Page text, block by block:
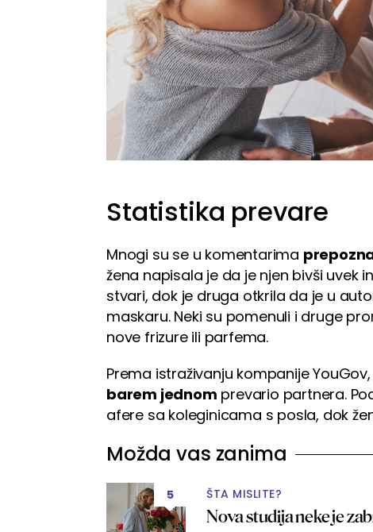
Statistika prevare
Mnogi su se u komentarima
žena napisala je da je njen bivši uvek
stvari, dok je druga otkrila da je u
maskaru. Neki su pomenuli i druge
nove frizure ili parfema.
Prema istraživanju kompanije
barem jednom prevario partnera.
afere sa koleginicama s posla, dok
Možda vas zanima
5 ŠTA MISLITE?
Nova studija neke je